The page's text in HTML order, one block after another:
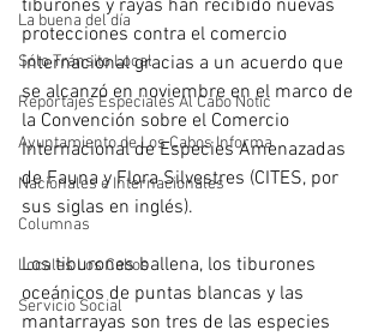
La buena del día
Sólo Tránsito Local
Reportajes Especiales Al Cabo Notic
Ayuntamiento de Los Cabos Informa
Nacionales e Internacionales
Columnas
Locales Los Cabos
Servicio Social
tiburones y rayas han recibido nuevas
protecciones contra el comercio
internacional gracias a un acuerdo que
se alcanzó en noviembre en el marco de
la Convención sobre el Comercio
Internacional de Especies Amenazadas
de Fauna y Flora Silvestres (CITES, por
sus siglas en inglés).
Los tiburones ballena, los tiburones
oceánicos de puntas blancas y las
mantarrayas son tres de las especies